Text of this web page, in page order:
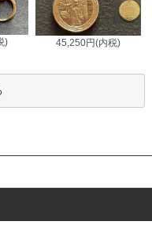
) 45,250円(内税)